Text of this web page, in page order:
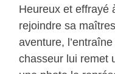
Heureux et effrayé
rejoindre sa
aventure,
chasseur lui remet